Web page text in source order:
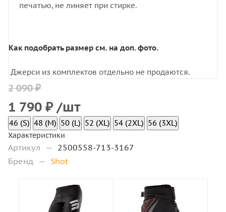
печатью, не линяет при стирке.
Как подобрать размер см. на доп. фото.
Джерси из комплектов отдельно не продаются.
2 090 ₽
1 790 ₽ /шт
46 (S) 48 (M) 50 (L) 52 (XL) 54 (2XL) 56 (3XL)
Характеристики
Артикул — 2500558-713-3167
Бренд — Shot